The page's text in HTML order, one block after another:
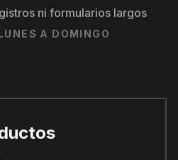
ni formularios largos
A DOMINGO